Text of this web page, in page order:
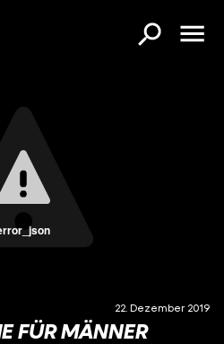
22. Dezember 2019
FÜR MÄNNER